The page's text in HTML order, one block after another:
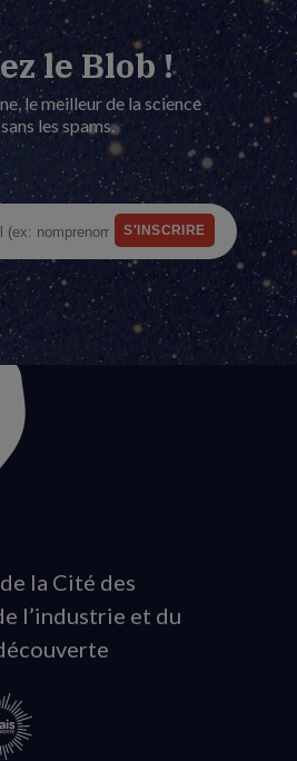
le Blob !
le meilleur de la science
les spams.
la Cité des
l’industrie et du